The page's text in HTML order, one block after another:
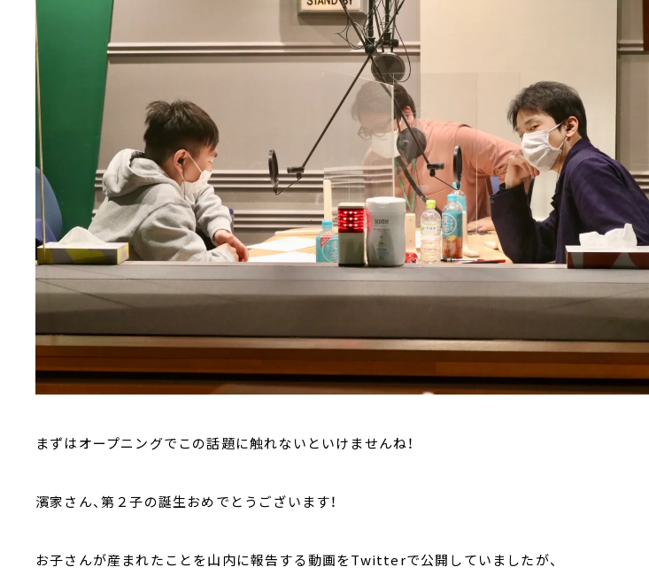
まずはオープニングでこの話題に触れないといけませんね！
濱家さん、第２子の誕生おめでとうございます！
お子さんが産まれたことを山内に報告する動画をTwitterで公開していましたが、